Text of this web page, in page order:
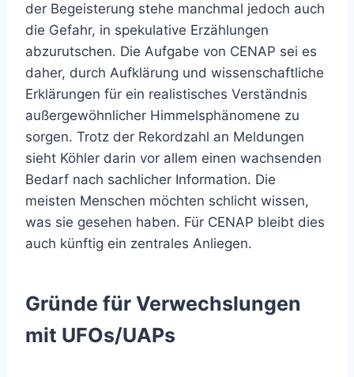
der Begeisterung stehe manchmal jedoch auch
die Gefahr, in spekulative Erzählungen
abzurutschen. Die Aufgabe von CENAP sei es
daher, durch Aufklärung und wissenschaftliche
Erklärungen für ein realistisches Verständnis
außergewöhnlicher Himmelsphänomene zu
sorgen. Trotz der Rekordzahl an Meldungen
sieht Köhler darin vor allem einen wachsenden
Bedarf nach sachlicher Information. Die
meisten Menschen möchten schlicht wissen,
was sie gesehen haben. Für CENAP bleibt dies
auch künftig ein zentrales Anliegen.
Gründe für Verwechslungen
mit UFOs/UAPs